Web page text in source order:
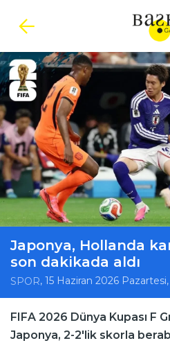
Japonya, Hollanda
son dakikada aldı
SPOR, 15 Haziran 2026
FIFA 2026 Dünya Kupası F
Japonya, 2-2'lik skorla